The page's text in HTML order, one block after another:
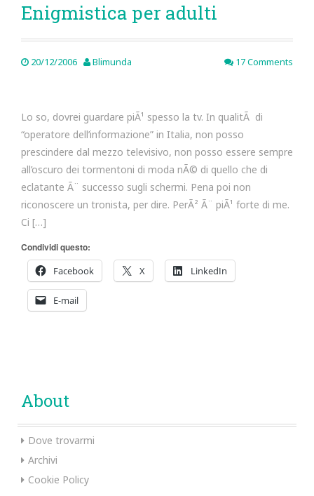
Enigmistica per adulti
20/12/2006 Blimunda 17 Comments
Lo so, dovrei guardare piÃ¹ spesso la tv. In qualitÃ di
“operatore dell’informazione” in Italia, non posso
prescindere dal mezzo televisivo, non posso essere sempre
all’oscuro dei tormentoni di moda nÃ© di quello che di
eclatante Ã¨ successo sugli schermi. Pena poi non
riconoscere un tronista, per dire. PerÃ² Ã¨ piÃ¹ forte di me.
Ci […]
Condividi questo:
Facebook
X LinkedIn
E-mail
About
Dove trovarmi
Archivi
Cookie Policy